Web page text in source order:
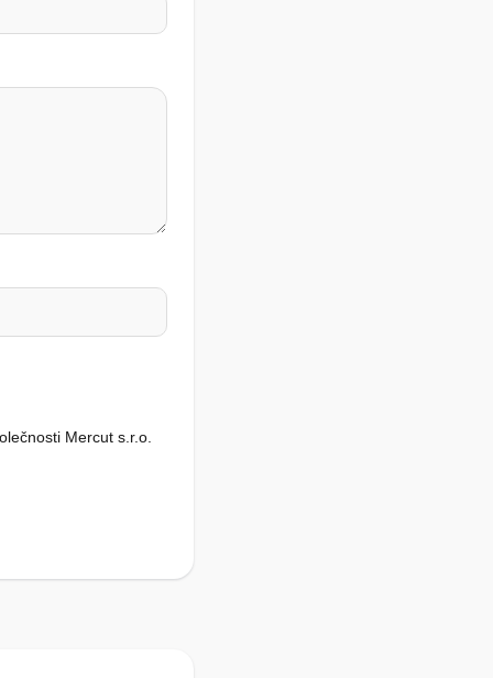
Mercut s.r.o.